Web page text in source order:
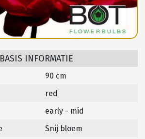
BASIS INFORMATIE
90 cm
red
early - mid
Snij bloem